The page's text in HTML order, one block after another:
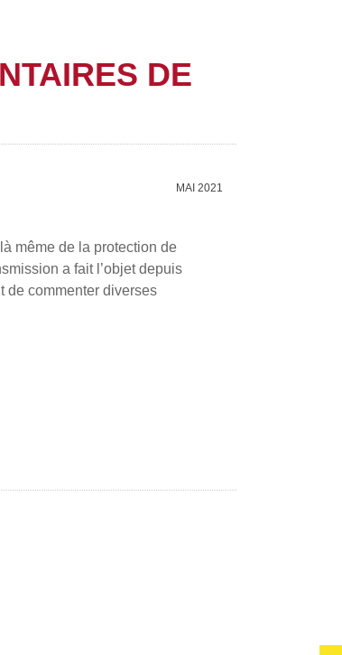
DE
MAI 2021
même de la protection de
a fait l’objet depuis
de commenter diverses